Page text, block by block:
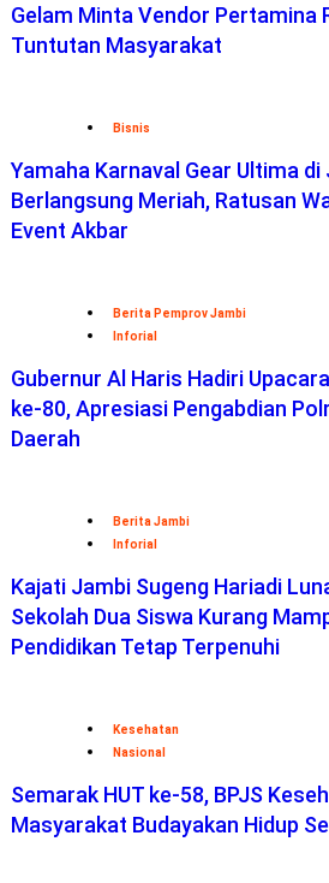
Gelam Minta Vendor Pertamina
Tuntutan Masyarakat
Bisnis
Yamaha Karnaval Gear Ultima
Berlangsung Meriah, Ratusan
Event Akbar
Berita Pemprov Jambi
Inforial
Gubernur Al Haris Hadiri
ke-80, Apresiasi Pengabdian
Daerah
Berita Jambi
Inforial
Kajati Jambi Sugeng Hariadi
Sekolah Dua Siswa Kurang
Pendidikan Tetap Terpenuhi
Kesehatan
Nasional
Semarak HUT ke-58, BPJS
Masyarakat Budayakan Hidup